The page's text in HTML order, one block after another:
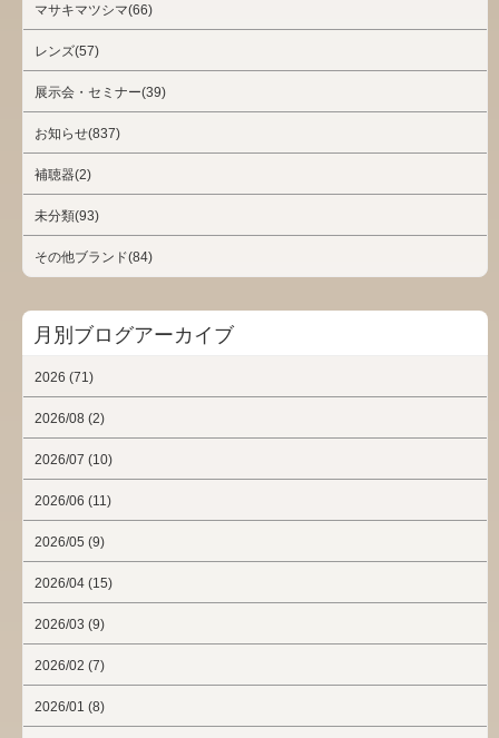
マサキマツシマ(66)
レンズ(57)
展示会・セミナー(39)
お知らせ(837)
補聴器(2)
未分類(93)
その他ブランド(84)
月別ブログアーカイブ
2026 (71)
2026/08 (2)
2026/07 (10)
2026/06 (11)
2026/05 (9)
2026/04 (15)
2026/03 (9)
2026/02 (7)
2026/01 (8)